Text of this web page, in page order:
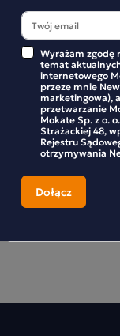
Frozenccino
Malaga 25g
Lody czy ulubiona
Mokate
który zapewni
przyjemność.
Bez względu na
przerwę po
FROZENCCINO
Składniki i
Opinie o
Wyrażam zgodę
temat
internetowego
przeze mnie
marketingowa),
przetwarzanie
Mokate Sp. z o.
Strażackiej 48,
Rejestru
otrzymywania